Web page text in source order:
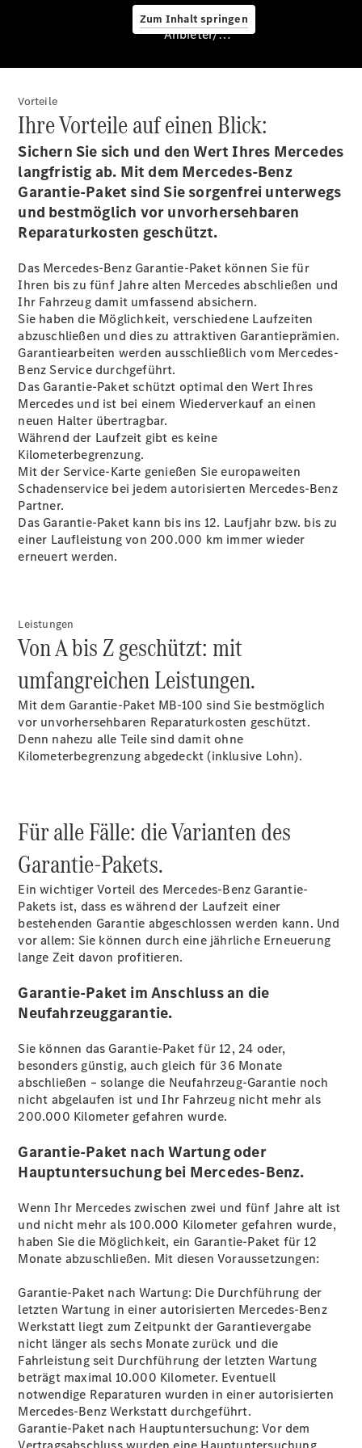
Zum Inhalt springen
Kontaktformular
Karriere
Marco Polo
Experten
Service &
Zubehör
Reifen &
Kompletträder
EU-
Reifenlabel
Teile &
Telefonie &
Multimedia
Pannen- &
Unfallhilfe
Reparatur
Werkstatt
Unfallreparaturen
SmallRepair
KomplettService-
Paket
Wartungs-
Paket
Paket
Mercedes
me
Anbieter/Datenschutz
Vorteile
Ihre Vorteile auf einen Blick:
Sichern Sie sich und den Wert Ihres Mercedes
langfristig ab. Mit dem Mercedes-Benz
Garantie-Paket sind Sie sorgenfrei unterwegs
und bestmöglich vor unvorhersehbaren
Reparaturkosten geschützt.
Das Mercedes-Benz Garantie-Paket können Sie für
Ihren bis zu fünf Jahre alten Mercedes abschließen und
Ihr Fahrzeug damit umfassendabsichern.
Sie haben die Möglichkeit, verschiedene Laufzeiten
abzuschließen und dies zu attraktiven Garantieprämien.
Garantiearbeiten werden ausschließlich vom Mercedes-
Benz Service durchgeführt.
Das Garantie-Paket schützt optimal den Wert Ihres
Mercedes und ist bei einem Wiederverkauf an einen
neuen Halter übertragbar.
Während der Laufzeit gibt es keine
Kilometerbegrenzung.
Mit der Service-Karte genießen Sie europaweiten
Schadenservice bei jedem autorisierten Mercedes-Benz
Partner.
Das Garantie-Paket kann bis ins 12. Laufjahr bzw. bis zu
einer Laufleistung von 200.000 km immer wieder
erneuert werden.
Leistungen
Von A bis Z geschützt: mit
umfangreichen Leistungen.
Mit dem Garantie-Paket MB-100 sind Sie bestmöglich
vor unvorhersehbaren Reparaturkosten geschützt.
Denn nahezu alle Teile sind damit ohne
Kilometerbegrenzung abgedeckt (inklusive Lohn).
Für alle Fälle: die Varianten des
Garantie-Pakets.
Ein wichtiger Vorteil des Mercedes-Benz Garantie-
Pakets ist, dass es während der Laufzeit einer
bestehenden Garantie abgeschlossen werden kann. Und
vor allem: Sie können durch eine jährliche Erneuerung
lange Zeit davon profitieren.
Garantie-Paket im Anschluss an die
Neufahrzeuggarantie.
Sie können das Garantie-Paket für 12, 24 oder,
besonders günstig, auch gleich für 36 Monate
abschließen – solange die Neufahrzeug-Garantie noch
nicht abgelaufen ist und Ihr Fahrzeug nicht mehr als
200.000 Kilometer gefahren wurde.
Garantie-Paket nach Wartung oder
Hauptuntersuchung bei Mercedes-Benz.
Wenn Ihr Mercedes zwischen zwei und fünf Jahre alt ist
und nicht mehr als 100.000 Kilometer gefahren wurde,
haben Sie die Möglichkeit, ein Garantie-Paket für 12
Monate abzuschließen. Mit diesen Voraussetzungen:
Garantie-Paket nach Wartung: Die Durchführung der
letzten Wartung in einer autorisierten Mercedes-Benz
Werkstatt liegt zum Zeitpunkt der Garantievergabe
nicht länger als sechs Monate zurück und die
Fahrleistung seit Durchführung der letzten Wartung
beträgt maximal 10.000 Kilometer. Eventuell
notwendige Reparaturen wurden in einer autorisierten
Mercedes-Benz Werkstatt durchgeführt.
Garantie-Paket nach Hauptuntersuchung: Vor dem